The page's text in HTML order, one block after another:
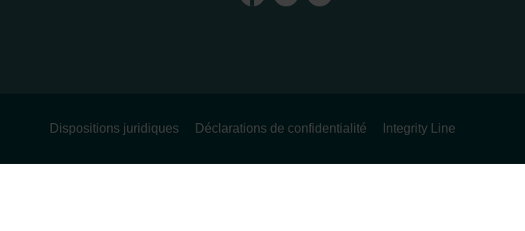
Dispositions juridiques Déclarations de confidentialité Integrity Line